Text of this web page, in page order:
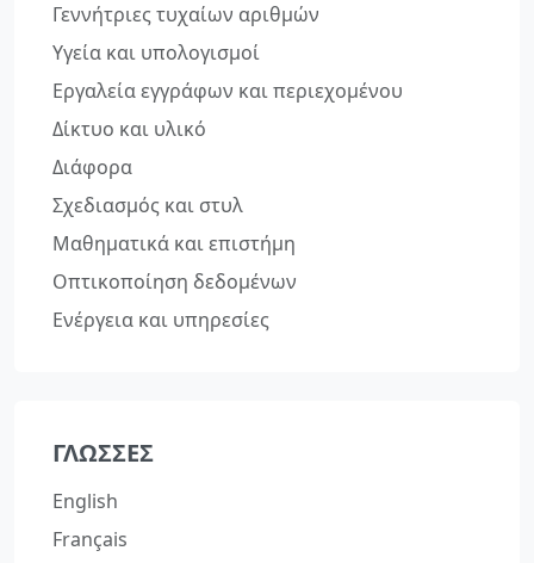
Γεννήτριες τυχαίων αριθμών
Υγεία και υπολογισμοί
Εργαλεία εγγράφων και περιεχομένου
Δίκτυο και υλικό
Διάφορα
Σχεδιασμός και στυλ
Μαθηματικά και επιστήμη
Οπτικοποίηση δεδομένων
Ενέργεια και υπηρεσίες
ΓΛΏΣΣΕΣ
English
Français